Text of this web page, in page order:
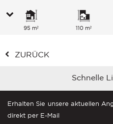
95 m² 110 m²
ZURÜCK
Schnelle
Erhalten Sie unsere aktuellen
direkt per E-Mail